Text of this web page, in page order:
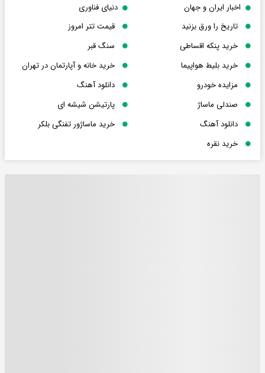
اخبار ایران و جهان
دنیای فناوری
تاریخ را ورق بزنید
قیمت تتر امروز
خرید پنکه اقساطی
سنگ قبر
خرید بلیط هواپیما
خرید خانه و آپارتمان در تهران
مزایده خودرو
دانلود آهنگ
صندلی ماساژ
پارتیشن شیشه ای
دانلود آهنگ
خرید ماساژور تفنگی بلکر
خرید نقره